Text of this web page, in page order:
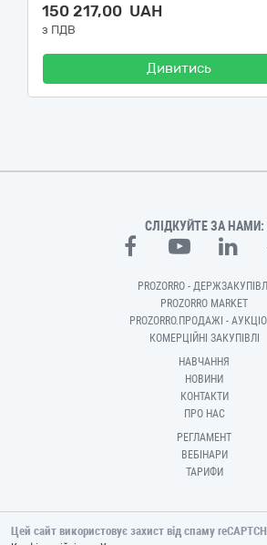
150 217,00 UAH
з ПДВ
Дивитись
СЛІДКУЙТЕ ЗА НАМИ:
PROZORRO - ДЕРЖЗАКУПІВЛІ
PROZORRO MARKET
PROZORRO.ПРОДАЖІ -
КОМЕРЦІЙНІ ЗАКУПІВЛІ
НАВЧАННЯ
НОВИНИ
КОНТАКТИ
ПРО НАС
РЕГЛАМЕНТ
ВЕБІНАРИ
ТАРИФИ
Цей сайт використовує захист від спаму